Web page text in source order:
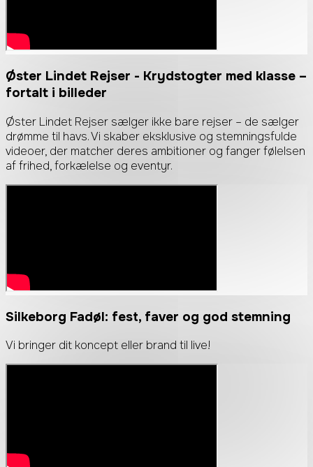
Øster Lindet Rejser - Krydstogter med klasse –
fortalt i billeder
Øster Lindet Rejser sælger ikke bare rejser – de sælger
drømme til havs. Vi skaber eksklusive og stemningsfulde
videoer, der matcher deres ambitioner og fanger følelsen
af frihed, forkælelse og eventyr.
Silkeborg Fadøl: fest, faver og god stemning
Vi bringer dit koncept eller brand til live!